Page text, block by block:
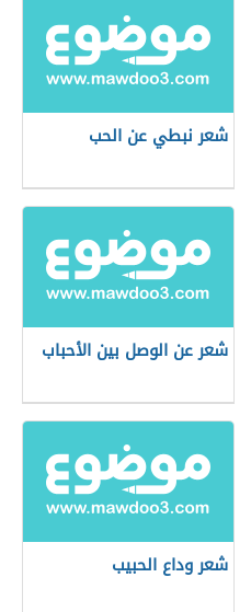
شعر نبطي عن الحب
شعر عن الوصل بين الأحباب
شعر وداع الحبيب